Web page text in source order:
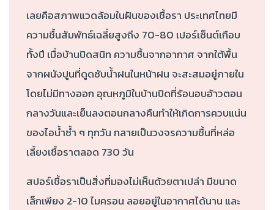
เลยคือสภาพแวดล้อมในฝันของเชื้อรา ประเทศไทยมี
ความชื้นสัมพัทธ์เฉลี่ยสูงถึง 70-80 เปอร์เซ็นต์เกือบ
ทั้งปี เมื่อบ้านปิดสนิท ความชื้นจากอากาศ จากใต้พื้น
จากผนังปูนที่ดูดซับน้ำฝนในหน้าฝน จะสะสมอยู่ภายใน
โดยไม่มีทางออก อุณหภูมิในบ้านปิดที่ร้อนอบอ้าวตอน
กลางวันและเย็นลงตอนกลางคืนทำให้เกิดการควบแน่น
ของไอน้ำซ้ำ ๆ ทุกวัน กลายเป็นวงจรความชื้นที่หล่อ
เลี้ยงเชื้อราตลอด 730 วัน
สปอร์เชื้อราเป็นสิ่งที่มองไม่เห็นด้วยตาเปล่า มีขนาด
เล็กเพียง 2-10 ไมครอน ลอยอยู่ในอากาศได้นาน และ